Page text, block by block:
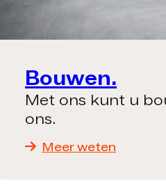
Bouwen.
Met ons kunt u
ons.
Meer weten